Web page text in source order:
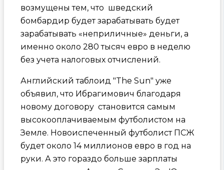
возмущены тем, что шведский
бомбардир будет зарабатывать будет
зарабатывать «неприличные» деньги, а
именно около 280 тысяч евро в неделю
без учета налоговых отчислений.
Английский таблоид "The Sun" уже
объявил, что Ибрагимович благодаря
новому договору становится самым
высокооплачиваемым футболистом на
Земле. Новоиспеченный футболист ПСЖ
будет около 14 миллионов евро в год на
руки. А это гораздо больше зарплаты